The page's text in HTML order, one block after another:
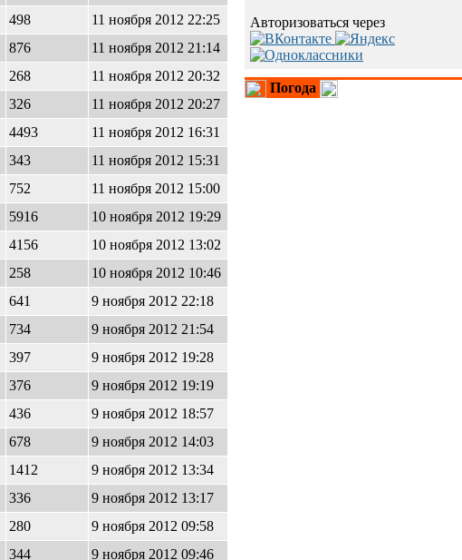
498
11 ноября 2012 22:25
876
11 ноября 2012 21:14
268
11 ноября 2012 20:32
326
11 ноября 2012 20:27
4493
11 ноября 2012 16:31
343
11 ноября 2012 15:31
752
11 ноября 2012 15:00
5916
10 ноября 2012 19:29
4156
10 ноября 2012 13:02
258
10 ноября 2012 10:46
641
9 ноября 2012 22:18
734
9 ноября 2012 21:54
397
9 ноября 2012 19:28
376
9 ноября 2012 19:19
436
9 ноября 2012 18:57
678
9 ноября 2012 14:03
1412
9 ноября 2012 13:34
336
9 ноября 2012 13:17
280
9 ноября 2012 09:58
344
9 ноября 2012 09:46
Авторизоваться через
Погода